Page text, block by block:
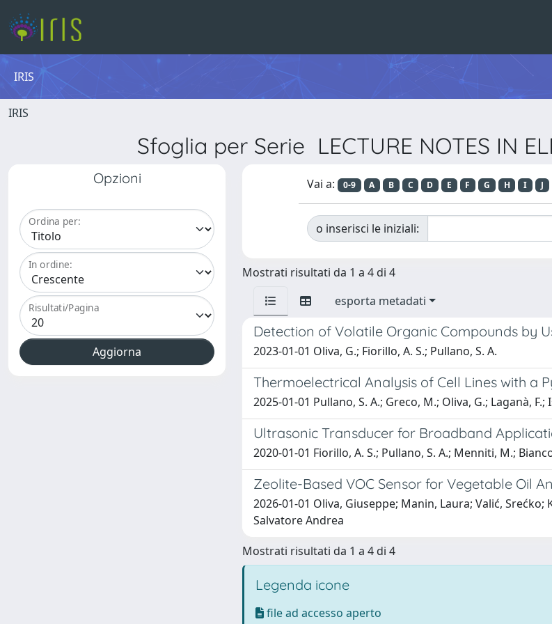
IRIS
IRIS
Sfoglia per Serie LECTURE NOTES IN
Opzioni
Ordina per:
In ordine:
Risultati/Pagina
Vai a: 0-9 A B C D E F G H I J
o inserisci le iniziali:
Mostrati risultati da 1 a 4 di 4
esporta metadati
Detection of Volatile Organic Compounds by
2023-01-01 Oliva, G.; Fiorillo, A. S.; Pullano, S. A.
Thermoelectrical Analysis of Cell Lines with a
2025-01-01 Pullano, S. A.; Greco, M.; Oliva, G.; Laganà, F.;
Ultrasonic Transducer for Broadband
2020-01-01 Fiorillo, A. S.; Pullano, S. A.; Menniti, M.;
Zeolite-Based VOC Sensor for Vegetable Oil
2026-01-01 Oliva, Giuseppe; Manin, Laura; Valić,
Salvatore Andrea
Mostrati risultati da 1 a 4 di 4
Legenda icone
file ad accesso aperto